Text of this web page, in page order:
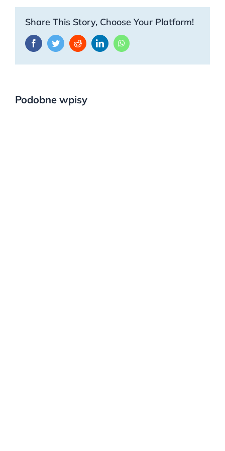
Share This Story, Choose Your Platform!
FacebookTwitterRedditLinkedInWhatsApp
Podobne wpisy